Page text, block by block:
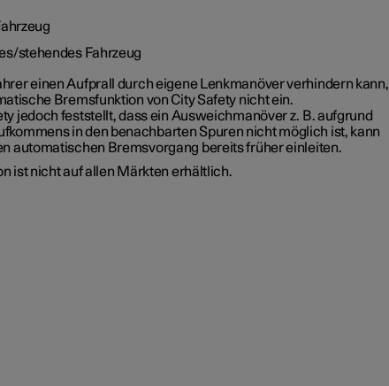
stehendes Fahrzeug
einen Aufprall durch eigene Lenkmanöver verhindern kann,
Bremsfunktion von City Safety nicht ein.
jedoch feststellt, dass ein Ausweichmanöver z. B. aufgrund
in den benachbarten Spuren nicht möglich ist, kann
automatischen Bremsvorgang bereits früher einleiten.
ist nicht auf allen Märkten erhältlich.